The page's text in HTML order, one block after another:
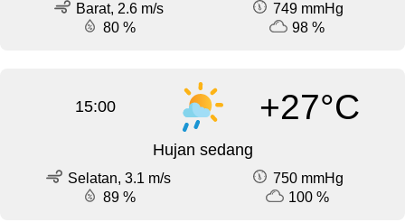
Barat, 2.6 m/s
749 mmHg
80 %
98 %
15:00 +27°C
Hujan sedang
Selatan, 3.1 m/s
750 mmHg
89 %
100 %